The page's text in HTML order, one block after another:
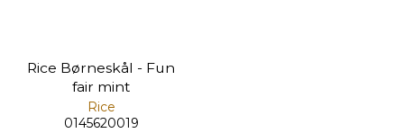
Rice Børneskål - Fun
fair mint
Rice
0145620019